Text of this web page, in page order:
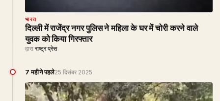
भारत
दिल्ली में राजेंद्र नगर पुलिस ने महिला के घर में चोरी करने वाले
युवक को किया गिरफ्तार
द्वारा राष्ट्र प्रेस
7 महीने पहले25 दिसंबर 2025